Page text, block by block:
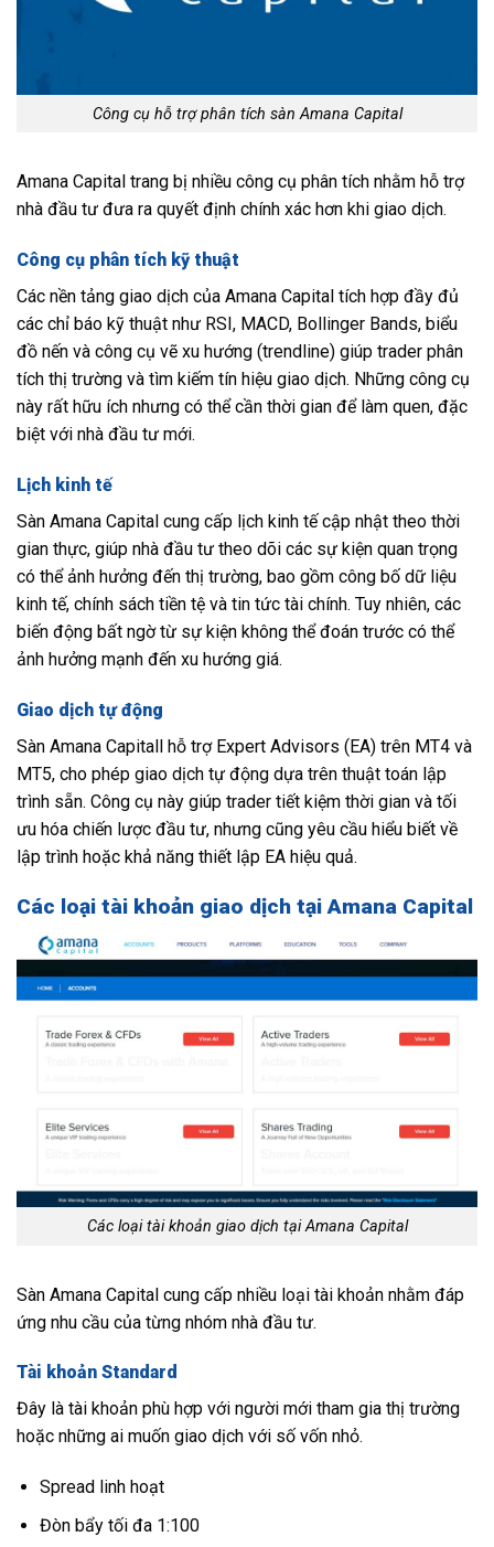
Công cụ hỗ trợ phân tích sàn Amana Capital
Amana Capital trang bị nhiều công cụ phân tích nhằm hỗ trợ
nhà đầu tư đưa ra quyết định chính xác hơn khi giao dịch.
Công cụ phân tích kỹ thuật
Các nền tảng giao dịch của Amana Capital tích hợp đầy đủ
các chỉ báo kỹ thuật như RSI, MACD, Bollinger Bands, biểu
đồ nến và công cụ vẽ xu hướng (trendline) giúp trader phân
tích thị trường và tìm kiếm tín hiệu giao dịch. Những công cụ
này rất hữu ích nhưng có thể cần thời gian để làm quen, đặc
biệt với nhà đầu tư mới.
Lịch kinh tế
Sàn Amana Capital cung cấp lịch kinh tế cập nhật theo thời
gian thực, giúp nhà đầu tư theo dõi các sự kiện quan trọng
có thể ảnh hưởng đến thị trường, bao gồm công bố dữ liệu
kinh tế, chính sách tiền tệ và tin tức tài chính. Tuy nhiên, các
biến động bất ngờ từ sự kiện không thể đoán trước có thể
ảnh hưởng mạnh đến xu hướng giá.
Giao dịch tự động
Sàn Amana Capitall hỗ trợ Expert Advisors (EA) trên MT4 và
MT5, cho phép giao dịch tự động dựa trên thuật toán lập
trình sẵn. Công cụ này giúp trader tiết kiệm thời gian và tối
ưu hóa chiến lược đầu tư, nhưng cũng yêu cầu hiểu biết về
lập trình hoặc khả năng thiết lập EA hiệu quả.
Các loại tài khoản giao dịch tại Amana Capital
Các loại tài khoản giao dịch tại Amana Capital
Sàn Amana Capital cung cấp nhiều loại tài khoản nhằm đáp
ứng nhu cầu của từng nhóm nhà đầu tư.
Tài khoản Standard
Đây là tài khoản phù hợp với người mới tham gia thị trường
hoặc những ai muốn giao dịch với số vốn nhỏ.
Spread linh hoạt
Đòn bẩy tối đa 1:100